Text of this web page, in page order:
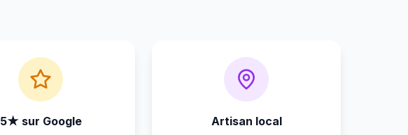
5★ sur Google Artisan local